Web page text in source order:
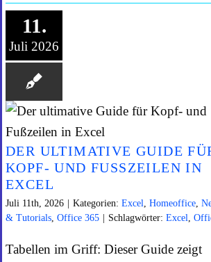
11.
Juli 2026
DER ULTIMATIVE GUIDE
KOPF- UND FUSSZEILEN IN E
XCEL
Juli 11th, 2026 Kategorien: Excel, Homeoffice,
& Tutorials, Office 365 Schlagwörter: Excel,
Tabellen im Griff: Dieser Guide zeigt